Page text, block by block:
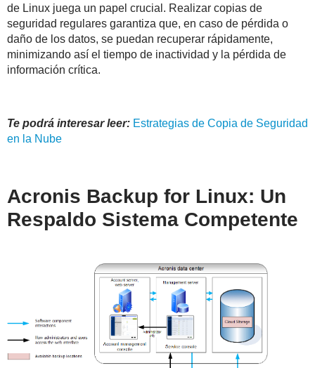
de Linux juega un papel crucial. Realizar copias de
seguridad regulares garantiza que, en caso de pérdida o
daño de los datos, se puedan recuperar rápidamente,
minimizando así el tiempo de inactividad y la pérdida de
información crítica.
Te podrá interesar leer: Estrategias de Copia de Seguridad
en la Nube
Acronis Backup for Linux: Un
Respaldo Sistema Competente